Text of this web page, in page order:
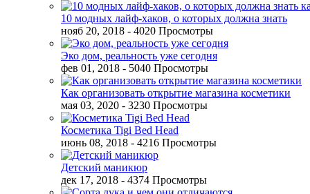
10 модных лайф-хаков, о которых должна знать
нояб 20, 2018 - 4020 Просмотры
Эко дом, реальность уже сегодня
фев 01, 2018 - 5040 Просмотры
Как организовать открытие магазина косметики
мая 03, 2020 - 3230 Просмотры
Косметика Tigi Bed Head
июнь 08, 2018 - 4216 Просмотры
Детский маникюр
дек 17, 2018 - 4374 Просмотры